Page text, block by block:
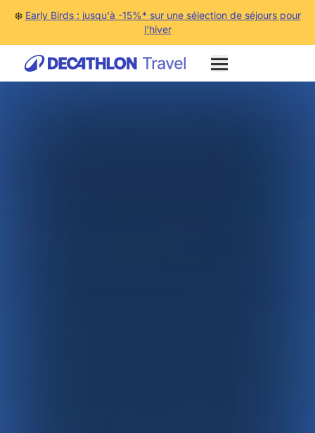
❄️ Early Birds : jusqu'à -15%* sur une sélection de séjours pour
l'hiver